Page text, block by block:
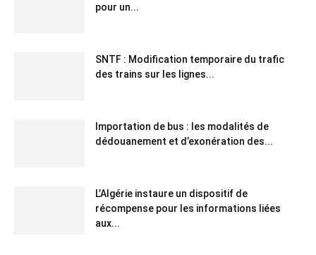
pour un...
SNTF : Modification temporaire du trafic
des trains sur les lignes...
Importation de bus : les modalités de
dédouanement et d’exonération des...
L’Algérie instaure un dispositif de
récompense pour les informations liées
aux...